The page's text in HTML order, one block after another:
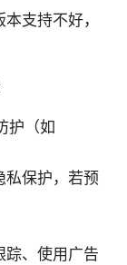
支持不好，
护（如
私保护，若预
踪、使用广告